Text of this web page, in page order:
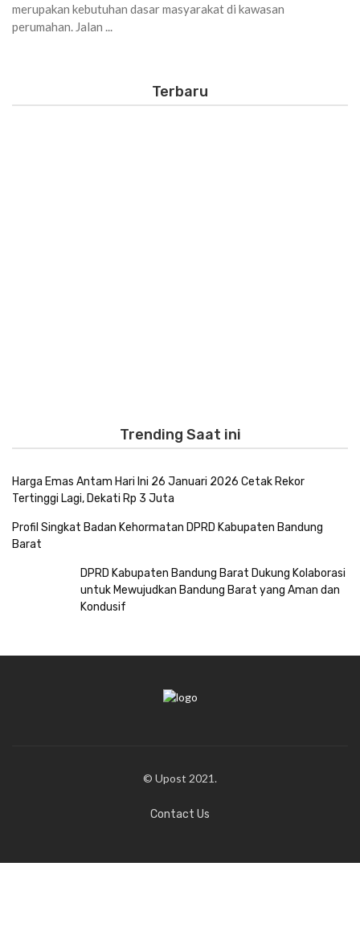
merupakan kebutuhan dasar masyarakat di kawasan
perumahan. Jalan ...
Terbaru
Trending Saat ini
Harga Emas Antam Hari Ini 26 Januari 2026 Cetak Rekor
Tertinggi Lagi, Dekati Rp 3 Juta
Profil Singkat Badan Kehormatan DPRD Kabupaten Bandung
Barat
DPRD Kabupaten Bandung Barat Dukung Kolaborasi
untuk Mewujudkan Bandung Barat yang Aman dan
Kondusif
© Upost 2021.
Contact Us